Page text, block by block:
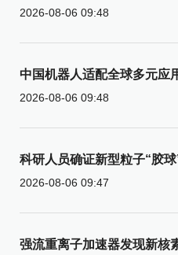
2026-08-06 09:48
中国机器人适配全球多元应
2026-08-06 09:48
科研人员确证新型粒子“胶
2026-08-06 09:47
强流重离子加速器发现新核